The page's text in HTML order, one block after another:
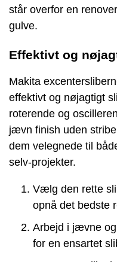
står overfor en
gulve.
Effektivt og
Makita
effektivt og nøjagtigt
roterende og
jævn finish uden
dem velegnede til
selv-projekter.
Vælg den rette
opnå det bedste
Arbejd i jævne
for en ensartet